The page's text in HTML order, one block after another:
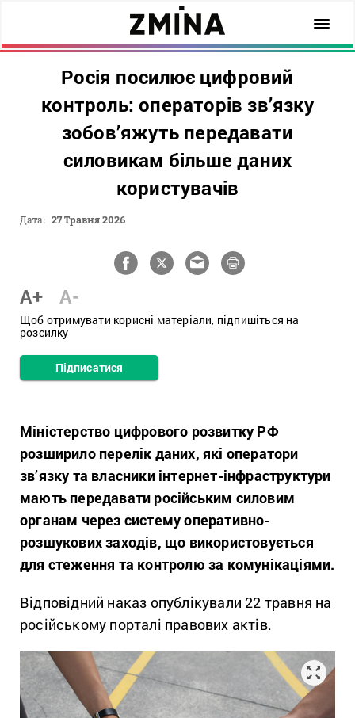
Росія посилює цифровий
контроль: операторів зв’язку
зобов’яжуть передавати
силовикам більше даних
користувачів
Дата: 27 Травня 2026
A+ A-
Щоб отримувати корисні матеріали, підпишіться на
розсилку
Підписатися
Міністерство цифрового розвитку РФ
розширило перелік даних, які оператори
зв’язку та власники інтернет-інфраструктури
мають передавати російським силовим
органам через систему оперативно-
розшукових заходів, що використовується
для стеження та контролю за комунікаціями.
Відповідний наказ опублікували 22 травня на
російському порталі правових актів.